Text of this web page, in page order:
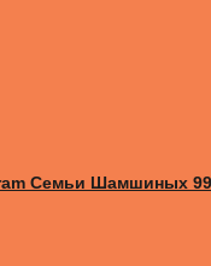
Семьи Шамшиных